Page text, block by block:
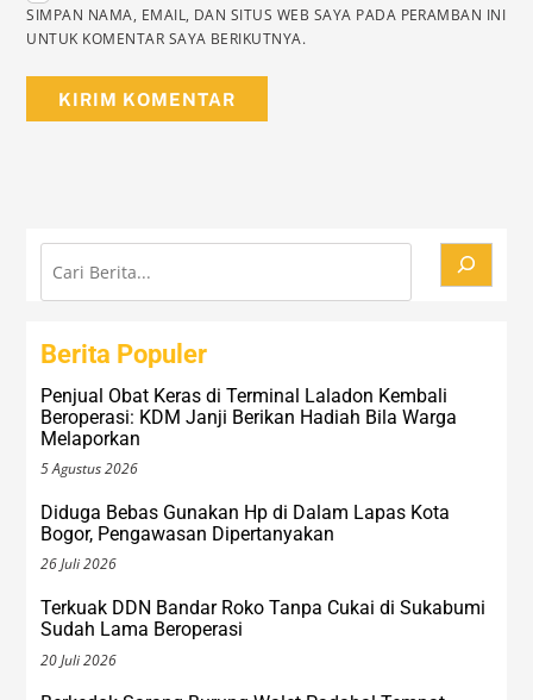
SIMPAN NAMA, EMAIL, DAN SITUS WEB SAYA PADA PERAMBAN INI
UNTUK KOMENTAR SAYA BERIKUTNYA.
Cari
Berita Populer
Penjual Obat Keras di Terminal Laladon Kembali
Beroperasi: KDM Janji Berikan Hadiah Bila Warga
Melaporkan
5 Agustus 2026
Diduga Bebas Gunakan Hp di Dalam Lapas Kota
Bogor, Pengawasan Dipertanyakan
26 Juli 2026
Terkuak DDN Bandar Roko Tanpa Cukai di Sukabumi
Sudah Lama Beroperasi
20 Juli 2026